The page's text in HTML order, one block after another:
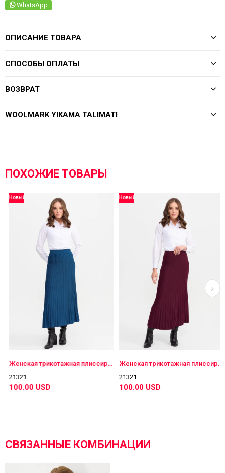
WhatsApp
ОПИСАНИЕ ТОВАРА
СПОСОБЫ ОПЛАТЫ
ВОЗВРАТ
WOOLMARK YIKAMA TALIMATI
ПОХОЖИЕ ТОВАРЫ
Женская трикотажная плиссированная юбка цвета индиго
21321
100.00 USD
Новый
Женская трикотажная плиссированная юбка бордовая
21321
100.00 USD
Новый
СВЯЗАННЫЕ КОМБИНАЦИИ